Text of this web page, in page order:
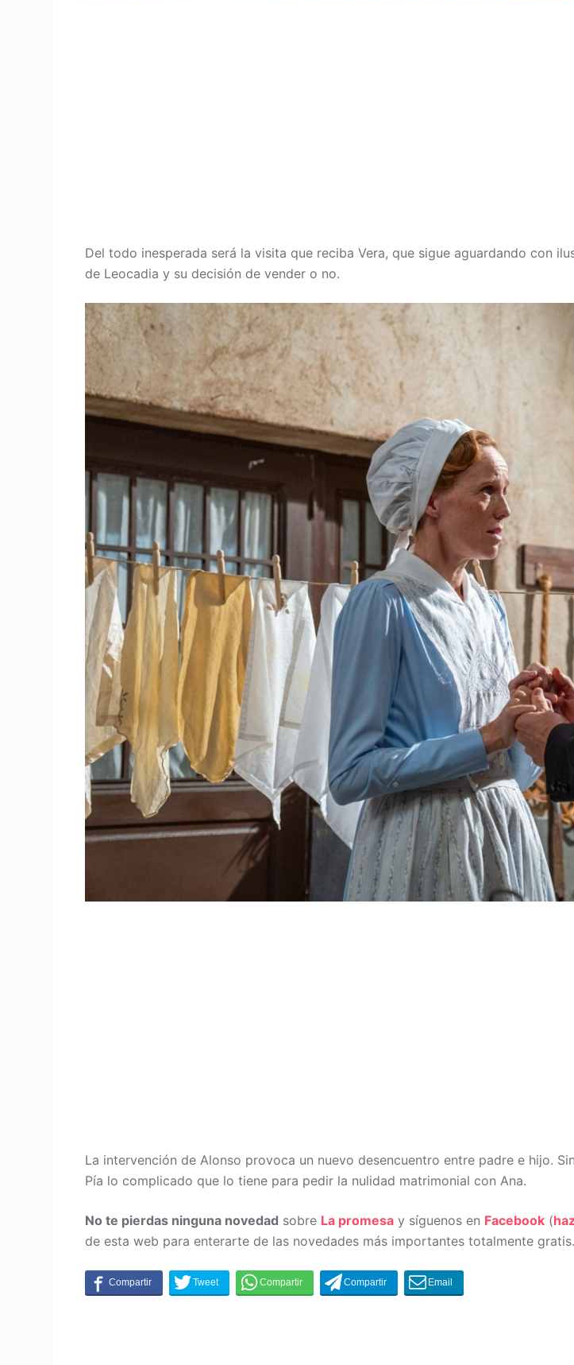
Del todo inesperada será la visita que reciba Vera, que sigue aguardando con
de Leocadia y su decisión de vender o no.
La intervención de Alonso provoca un nuevo desencuentro entre padre e hijo.
Pía lo complicado que lo tiene para pedir la nulidad matrimonial con Ana.
No te pierdas ninguna novedad sobre La promesa y síguenos en Facebook (
de esta web para enterarte de las novedades más importantes totalmente gratis.